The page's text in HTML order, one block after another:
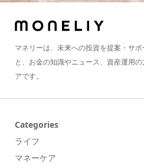
マネリーは、未来への投資を提案・サ
と、お金の知識やニュース、資産運用
アです。
Categories
ライフ
マネーケア